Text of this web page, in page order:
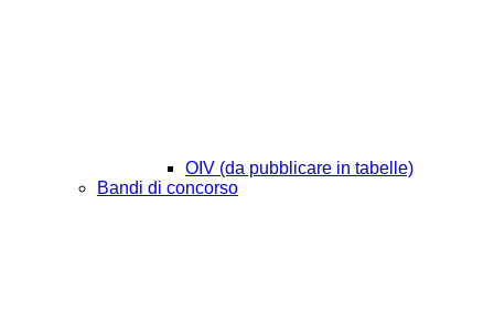
OIV (da pubblicare in tabelle)
Bandi di concorso